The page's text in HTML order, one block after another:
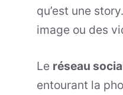
qu’est une story.
image ou des
Le réseau
entourant la